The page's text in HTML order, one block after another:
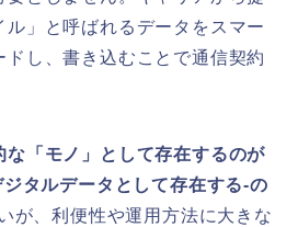
」と呼ばれるデータをスマー
ドし、書き込むことで通信契約
な「モノ」として存在するのが
タルデータとして存在する-の
が、利便性や運用方法に大きな